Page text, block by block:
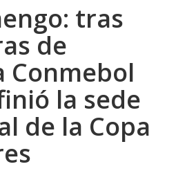
tras
de
Conmebol
la sede
de la Copa